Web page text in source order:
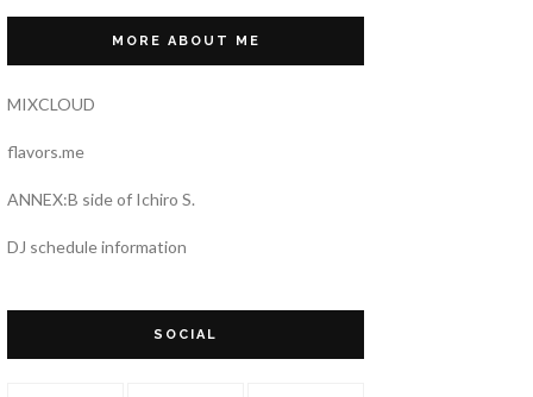
MORE ABOUT ME
MIXCLOUD
flavors.me
ANNEX:B side of Ichiro S.
DJ schedule information
SOCIAL